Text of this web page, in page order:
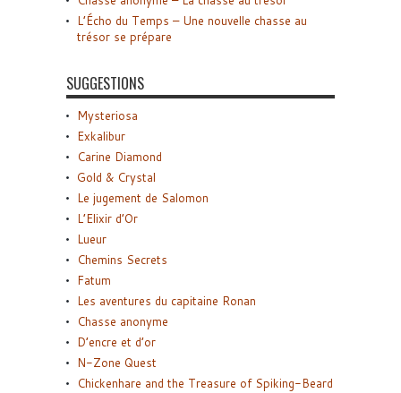
L’Écho du Temps – Une nouvelle chasse au
trésor se prépare
SUGGESTIONS
Mysteriosa
Exkalibur
Carine Diamond
Gold & Crystal
Le jugement de Salomon
L’Elixir d’Or
Lueur
Chemins Secrets
Fatum
Les aventures du capitaine Ronan
Chasse anonyme
D’encre et d’or
N-Zone Quest
Chickenhare and the Treasure of Spiking-Beard